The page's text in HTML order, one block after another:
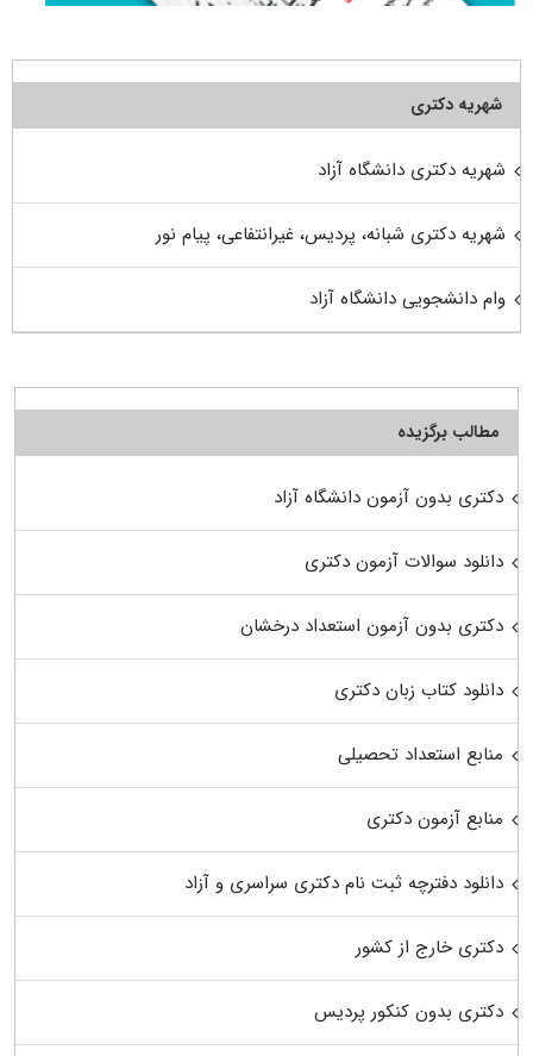
شهریه دکتری
شهریه دکتری دانشگاه آزاد
شهریه دکتری شبانه، پردیس، غیرانتفاعی، پیام نور
وام دانشجویی دانشگاه آزاد
مطالب برگزیده
دکتری بدون آزمون دانشگاه آزاد
دانلود سوالات آزمون دکتری
دکتری بدون آزمون استعداد درخشان
دانلود کتاب زبان دکتری
منابع استعداد تحصیلی
منابع آزمون دکتری
دانلود دفترچه ثبت نام دکتری سراسری و آزاد
دکتری خارج از کشور
دکتری بدون کنکور پردیس